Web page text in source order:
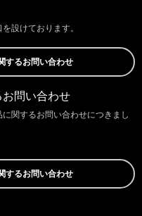
設けております。
するお問い合わせ
問い合わせ
関するお問い合わせにつきまし
するお問い合わせ